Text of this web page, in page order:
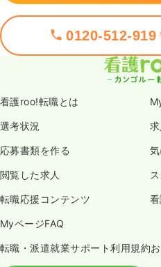
0120-512-919
看護roo!転職とは
選考状況
応募書類を作る
閲覧した求人
転職応援コンテンツ
MyページFAQ
転職・派遣就業サポート利用規約